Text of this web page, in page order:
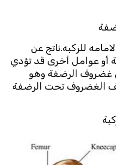
للركبه.ناتج عن
أو عوامل أخرى قد تؤدي
غضروف الرضفة وهو
الغضروف تحت الرضفة